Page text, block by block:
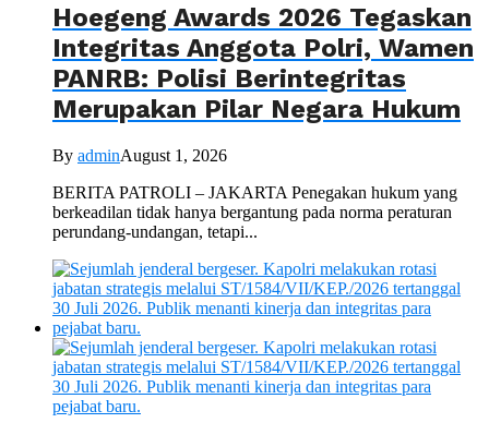
Hoegeng Awards 2026 Tegaskan
Integritas Anggota Polri, Wamen
PANRB: Polisi Berintegritas
Merupakan Pilar Negara Hukum
By adminAugust 1, 2026
BERITA PATROLI – JAKARTA Penegakan hukum yang
berkeadilan tidak hanya bergantung pada norma peraturan
perundang-undangan, tetapi...